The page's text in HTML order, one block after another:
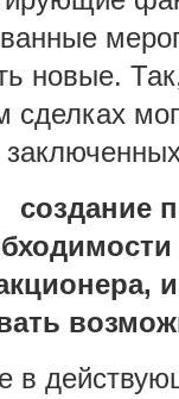
новые.
сделках
создание
в